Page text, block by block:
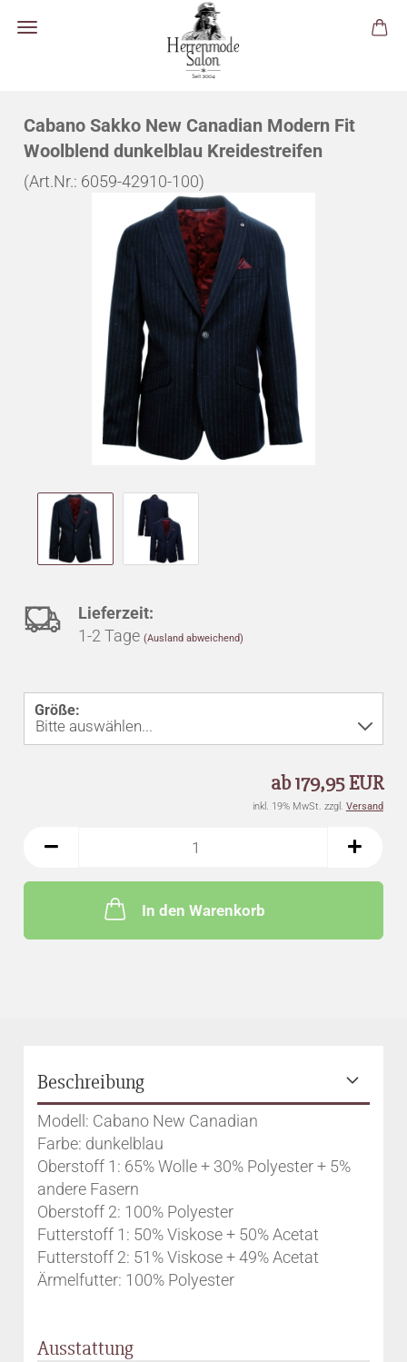
Cabano Sakko New Canadian Modern Fit
Woolblend dunkelblau Kreidestreifen
(Art.Nr.: 6059-42910-100)
Auf
den
Lieferzeit:
1-2 Tage(Ausland abweichend)
Größe:
ab 179,95 EUR
inkl. 19% MwSt. zzgl. Versand
In den Warenkorb
Beschreibung
Modell: Cabano New Canadian
Farbe: dunkelblau
Oberstoff 1: 65% Wolle + 30% Polyester + 5%
andere Fasern
Oberstoff 2: 100% Polyester
Futterstoff 1: 50% Viskose + 50% Acetat
Futterstoff 2: 51% Viskose + 49% Acetat
Ärmelfutter: 100% Polyester
Ausstattung